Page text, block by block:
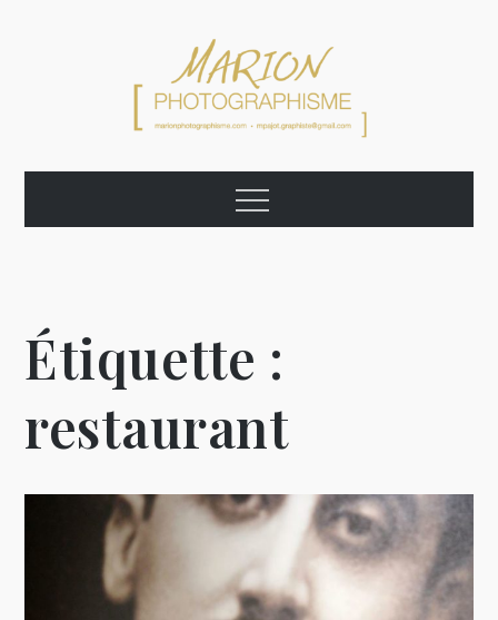
Marion
Photographisme
Menu
Étiquette :
restaurant